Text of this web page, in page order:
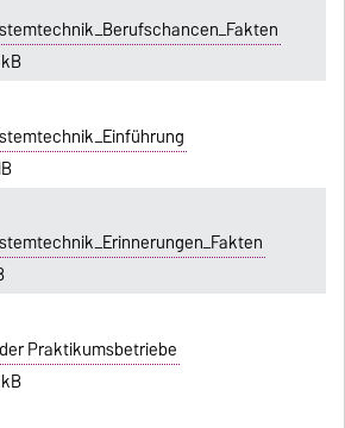
Praktikumsbetriebe